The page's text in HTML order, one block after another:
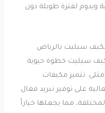
لفترة طويلة دون
بالرياض
سبليت خطوة حيوية
تتميز مكيفات
على توفير تبريد فعال
مما يجعلها خياراً